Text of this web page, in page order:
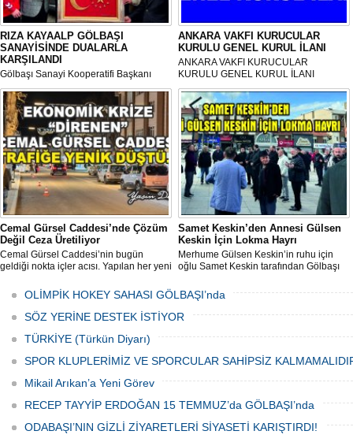
RIZA KAYAALP GÖLBAŞI
SANAYİSİNDE DUALARLA
KARŞILANDI
Gölbaşı Sanayi Kooperatifi Başkanı
Mehmet Aktay öncülüğünde, sanayi
esnafı adına düzenlenen anlamlı anma
programı Sanayi Camii’nde yoğun
katılımla gerçekleştirildi.
ANKARA VAKFI KURUCULAR
KURULU GENEL KURUL İLANI
ANKARA VAKFI KURUCULAR
KURULU GENEL KURUL İLANI
Cemal Gürsel Caddesi’nde Çözüm
Değil Ceza Üretiliyor
Cemal Gürsel Caddesi’nin bugün
geldiği nokta içler acısı. Yapılan her yeni
adeta başka bir noktaya taşıyor
Samet Keskin’den Annesi Gülsen
Keskin İçin Lokma Hayrı
Merhume Gülsen Keskin’in ruhu için
oğlu Samet Keskin tarafından Gölbaşı
önünde lokma ikramı gerçekleştirildi.
Düzenlenen hayra çok sayıda siyasi
temsilci, sivil toplum kuruluşu üyeleri ve
OLİMPİK HOKEY SAHASI GÖLBAŞI’nda
SÖZ YERİNE DESTEK İSTİYOR
TÜRKİYE (Türkün Diyarı)
SPOR KLUPLERİMİZ VE SPORCULAR SAHİPSİZ
Mikail Arıkan’a Yeni Görev
RECEP TAYYİP ERDOĞAN 15 TEMMUZ’da GÖLBAŞI’nda
ODABAŞI’NIN GİZLİ ZİYARETLERİ SİYASETİ KARIŞTIRDI!